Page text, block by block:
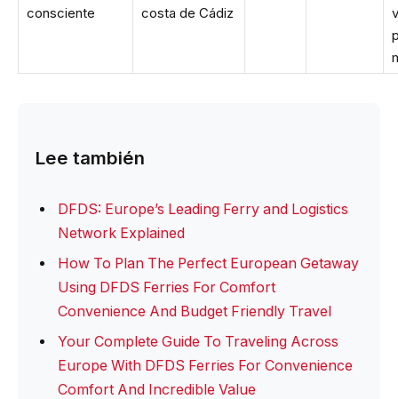
consciente
costa de Cádiz
Lee también
DFDS: Europe’s Leading Ferry and Logistics
Network Explained
How To Plan The Perfect European Getaway
Using DFDS Ferries For Comfort
Convenience And Budget Friendly Travel
Your Complete Guide To Traveling Across
Europe With DFDS Ferries For Convenience
Comfort And Incredible Value